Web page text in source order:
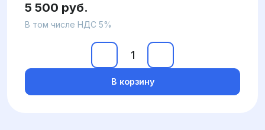
5 500 руб.
В том числе НДС 5%
В корзину